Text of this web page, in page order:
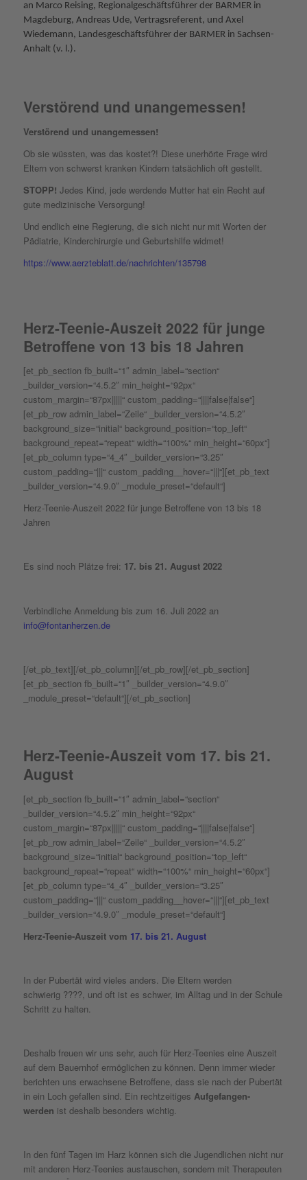
an Marco Reising, Regionalgeschäftsführer der BARMER in
Magdeburg, Andreas Ude, Vertragsreferent, und Axel
Wiedemann, Landesgeschäftsführer der BARMER in Sachsen-
Anhalt (v. l.).
Verstörend und unangemessen!
Verstörend und unangemessen!
Ob sie wüssten, was das kostet?! Diese unerhörte Frage wird
Eltern von schwerst kranken Kindern tatsächlich oft gestellt.
STOPP! Jedes Kind, jede werdende Mutter hat ein Recht auf
gute medizinische Versorgung!
Und endlich eine Regierung, die sich nicht nur mit Worten der
Pädiatrie, Kinderchirurgie und Geburtshilfe widmet!
https://www.aerzteblatt.de/nachrichten/135798
Herz-Teenie-Auszeit 2022 für junge
Betroffene von 13 bis 18 Jahren
[et_pb_section fb_built=“1″ admin_label=“section“
_builder_version=“4.5.2″ min_height=“92px“
custom_margin=“87px|||||“ custom_padding=“||||false|false“]
[et_pb_row admin_label=“Zeile“ _builder_version=“4.5.2″
background_size=“initial“ background_position=“top_left“
background_repeat=“repeat“ width=“100%“ min_height=“60px“]
[et_pb_column type=“4_4″ _builder_version=“3.25″
custom_padding=“|||“ custom_padding__hover=“|||“][et_pb_text
_builder_version=“4.9.0″ _module_preset=“default“]
Herz-Teenie-Auszeit 2022 für junge Betroffene von 13 bis 18
Jahren
Es sind noch Plätze frei: 17. bis 21. August 2022
Verbindliche Anmeldung bis zum 16. Juli 2022 an
info@fontanherzen.de
[/et_pb_text][/et_pb_column][/et_pb_row][/et_pb_section]
[et_pb_section fb_built=“1″ _builder_version=“4.9.0″
_module_preset=“default“][/et_pb_section]
Herz-Teenie-Auszeit vom 17. bis 21.
August
[et_pb_section fb_built=“1″ admin_label=“section“
_builder_version=“4.5.2″ min_height=“92px“
custom_margin=“87px|||||“ custom_padding=“||||false|false“]
[et_pb_row admin_label=“Zeile“ _builder_version=“4.5.2″
background_size=“initial“ background_position=“top_left“
background_repeat=“repeat“ width=“100%“ min_height=“60px“]
[et_pb_column type=“4_4″ _builder_version=“3.25″
custom_padding=“|||“ custom_padding__hover=“|||“][et_pb_text
_builder_version=“4.9.0″ _module_preset=“default“]
Herz-Teenie-Auszeit vom 17. bis 21. August
In der Pubertät wird vieles anders. Die Eltern werden
schwierig ????, und oft ist es schwer, im Alltag und in der Schule
Schritt zu halten.
Deshalb freuen wir uns sehr, auch für Herz-Teenies eine Auszeit
auf dem Bauernhof ermöglichen zu können. Denn immer wieder
berichten uns erwachsene Betroffene, dass sie nach der Pubertät
in ein Loch gefallen sind. Ein rechtzeitiges Aufgefangen-
werden ist deshalb besonders wichtig.
In den fünf Tagen im Harz können sich die Jugendlichen nicht nur
mit anderen Herz-Teenies austauschen, sondern mit Therapeuten